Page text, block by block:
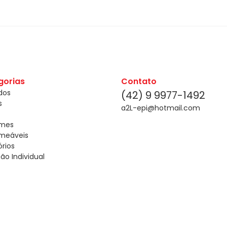
Individual
Contato
(42) 9 9977-1492
a2L-epi@hotmail.com